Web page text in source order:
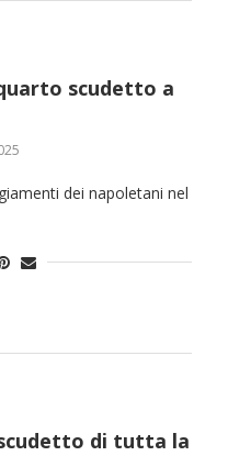
scudetto a
dei napoletani nel
di tutta la